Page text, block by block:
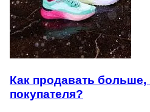
Как продавать больше,
покупателя?